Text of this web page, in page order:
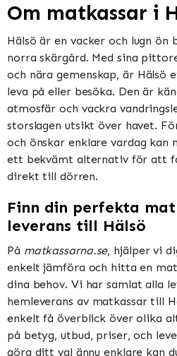
Om matkassar i
Hälsö är en vacker och lugn ön
norra skärgård. Med sina
och nära gemenskap, är
leva på eller besöka. Den är
atmosfär och vackra
storslagen utsikt över havet.
och önskar enklare vardag kan
ett bekvämt alternativ för att
direkt till dörren.
Finn din perfekta
leverans till Hälsö
På matkassarna.se, hjälper vi
enkelt jämföra och hitta en
dina behov. Vi har samlat alla
hemleverans av matkassar till
enkelt få överblick över olika
på betyg, utbud, priser, och
göra ditt val ännu enklare kan